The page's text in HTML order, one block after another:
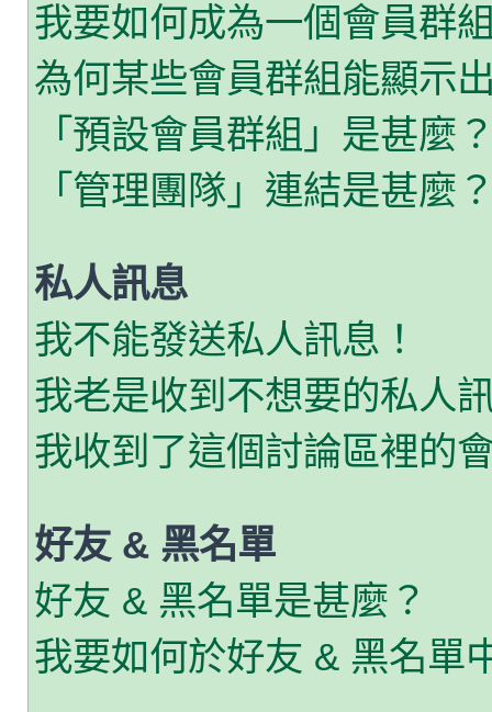
我要如何成為一個會員群
為何某些會員群組能顯示
「預設會員群組」是甚麼
「管理團隊」連結是甚麼
私人訊息
我不能發送私人訊息！
我老是收到不想要的私人
我收到了這個討論區裡的
好友 & 黑名單
好友 & 黑名單是甚麼？
我要如何於好友 & 黑名單